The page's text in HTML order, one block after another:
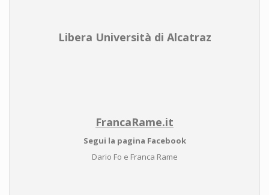
Libera Università di Alcatraz
FrancaRame.it
Segui la pagina Facebook
Dario Fo e Franca Rame